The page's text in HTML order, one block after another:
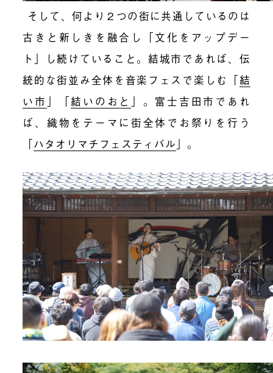
そして、何より２つの街に共通しているのは
古きと新しきを融合し「文化をアップデー
ト」し続けていること。結城市であれば、伝
統的な街並み全体を音楽フェスで楽しむ「結
い市 」「結いのおと 」。富士吉田市であれ
ば、織物をテーマに街全体でお祭りを行う
「ハタオリマチフェスティバル 」。